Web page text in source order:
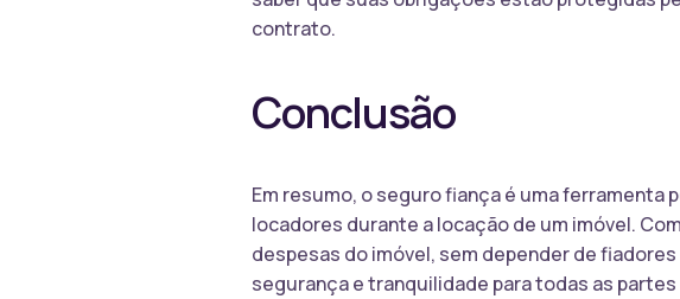
contrato.
Conclusão
Em resumo, o seguro fiança é uma
locadores durante a locação de um imóvel.
despesas do imóvel, sem depender de
segurança e tranquilidade para todas as